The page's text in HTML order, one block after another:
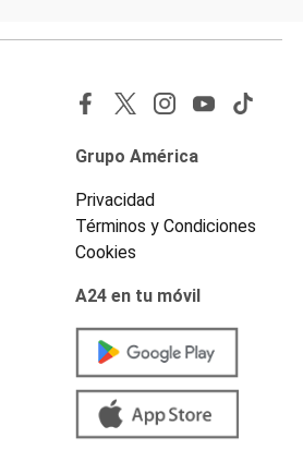
Grupo América
Privacidad
Términos y Condiciones
Cookies
A24 en tu móvil